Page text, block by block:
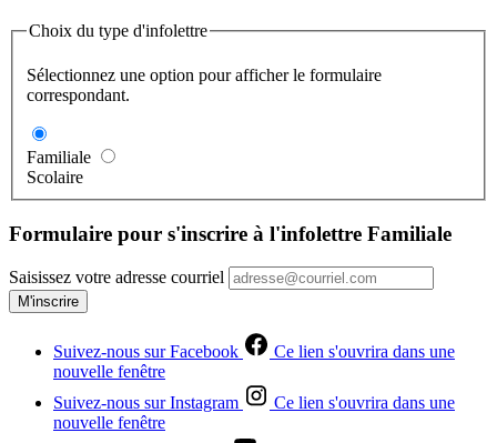
Choix du type d'infolettre
Sélectionnez une option pour afficher le formulaire
correspondant.
Familiale
Scolaire
Formulaire pour s'inscrire à l'infolettre Familiale
Saisissez votre adresse courriel
M'inscrire
Suivez-nous sur Facebook
Ce lien s'ouvrira dans une
nouvelle fenêtre
Suivez-nous sur Instagram
Ce lien s'ouvrira dans une
nouvelle fenêtre